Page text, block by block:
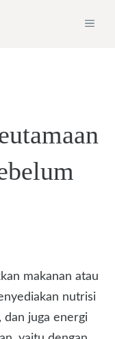
makanan atau
nutrisi
dan juga energi